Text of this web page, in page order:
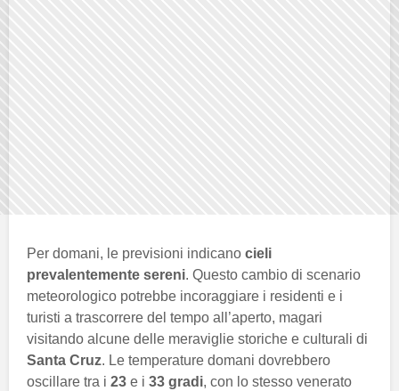
Per domani, le previsioni indicano cieli
prevalentemente sereni. Questo cambio di scenario
meteorologico potrebbe incoraggiare i residenti e i
turisti a trascorrere del tempo all’aperto, magari
visitando alcune delle meraviglie storiche e culturali di
Santa Cruz. Le temperature domani dovrebbero
oscillare tra i 23 e i 33 gradi, con lo stesso venerato